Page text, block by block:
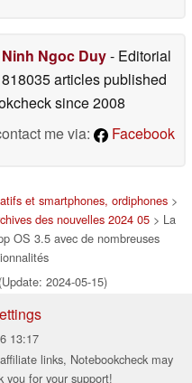
Ninh Ngoc Duy- Editorial
articles published
since 2008
me via:
Facebook
et smartphones, ordiphones >
des nouvelles 2024 05 > La
OS 3.5 avec de nombreuses
2024-05-15)
13:17
links, Notebookcheck may
you for your support!